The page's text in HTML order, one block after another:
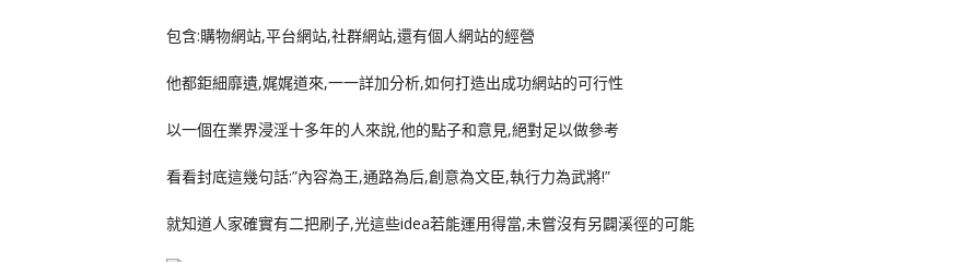
包含:購物網站,平台網站,社群網站,還有個人網站的經營
他都鉅細靡遺,娓娓道來,一一詳加分析,如何打造出成功網站的可行性
以一個在業界浸淫十多年的人來說,他的點子和意見,絕對足以做參考
看看封底這幾句話:”內容為王,通路為后,創意為文臣,執行力為武將!”
就知道人家確實有二把刷子,光這些idea若能運用得當,未嘗沒有另闢溪徑的可能